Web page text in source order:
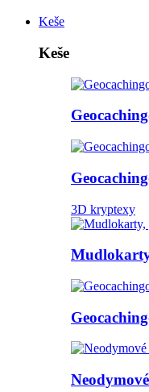
Keše
Keše
3D kryptexy